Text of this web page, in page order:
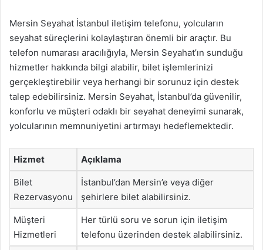
Mersin Seyahat İstanbul iletişim telefonu, yolcuların
seyahat süreçlerini kolaylaştıran önemli bir araçtır. Bu
telefon numarası aracılığıyla, Mersin Seyahat’ın sunduğu
hizmetler hakkında bilgi alabilir, bilet işlemlerinizi
gerçekleştirebilir veya herhangi bir sorunuz için destek
talep edebilirsiniz. Mersin Seyahat, İstanbul’da güvenilir,
konforlu ve müşteri odaklı bir seyahat deneyimi sunarak,
yolcularının memnuniyetini artırmayı hedeflemektedir.
Hizmet Açıklama
Bilet
Rezervasyonu
İstanbul’dan Mersin’e veya diğer
şehirlere bilet alabilirsiniz.
Müşteri
Hizmetleri
Her türlü soru ve sorun için iletişim
telefonu üzerinden destek alabilirsiniz.